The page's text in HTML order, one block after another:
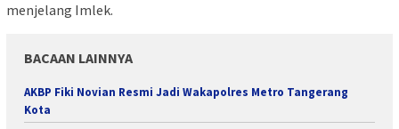
menjelang Imlek.
BACAAN LAINNYA
AKBP Fiki Novian Resmi Jadi Wakapolres Metro Tangerang
Kota